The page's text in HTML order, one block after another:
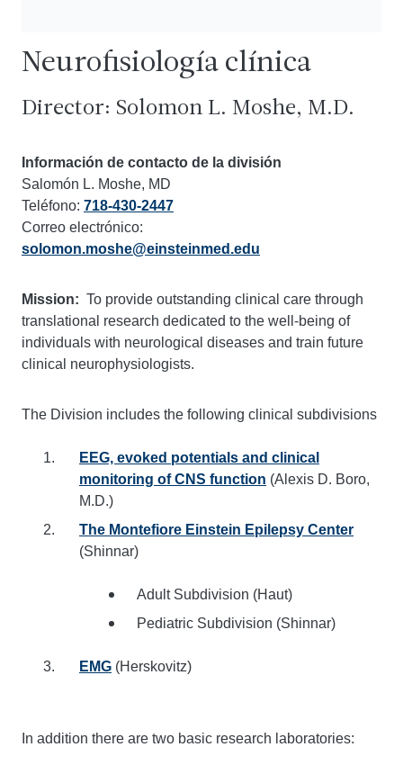
Neurofisiología clínica
Director: Solomon L. Moshe, M.D.
Información de contacto de la división
Salomón L. Moshe, MD
Teléfono: 718-430-2447
Correo electrónico:
solomon.moshe@einsteinmed.edu
Mission: To provide outstanding clinical care through
translational research dedicated to the well-being of
individuals with neurological diseases and train future
clinical neurophysiologists.
The Division includes the following clinical subdivisions
EEG, evoked potentials and clinical
monitoring of CNS function (Alexis D. Boro,
M.D.)
The Montefiore Einstein Epilepsy Center
(Shinnar)
Adult Subdivision (Haut)
Pediatric Subdivision (Shinnar)
EMG (Herskovitz)
In addition there are two basic research laboratories: